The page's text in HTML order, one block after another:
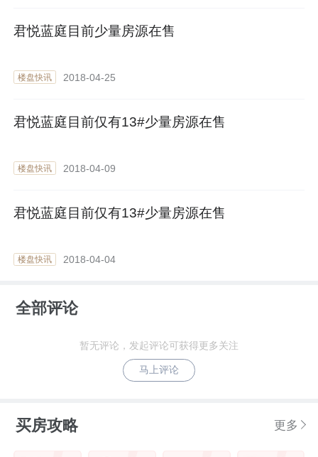
君悦蓝庭目前少量房源在售
楼盘快讯 2018-04-25
君悦蓝庭目前仅有13#少量房源在售
楼盘快讯 2018-04-09
君悦蓝庭目前仅有13#少量房源在售
楼盘快讯 2018-04-04
全部评论
暂无评论，发起评论可获得更多关注
马上评论
买房攻略 更多